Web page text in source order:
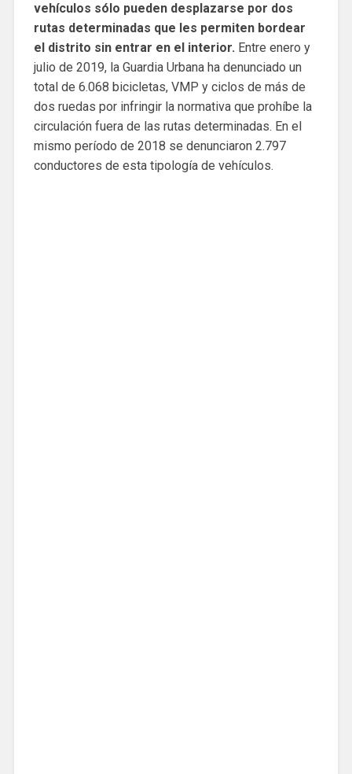
vehículos sólo pueden desplazarse por dos
rutas determinadas que les permiten bordear
el distrito sin entrar en el interior. Entre enero y
julio de 2019, la Guardia Urbana ha denunciado un
total de 6.068 bicicletas, VMP y ciclos de más de
dos ruedas por infringir la normativa que prohíbe la
circulación fuera de las rutas determinadas. En el
mismo período de 2018 se denunciaron 2.797
conductores de esta tipología de vehículos.